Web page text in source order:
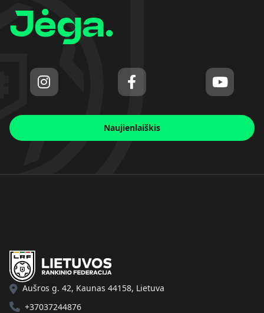
Jėga.
Naujienlaiškis
Aušros g. 42, Kaunas 44158, Lietuva
+37037244876